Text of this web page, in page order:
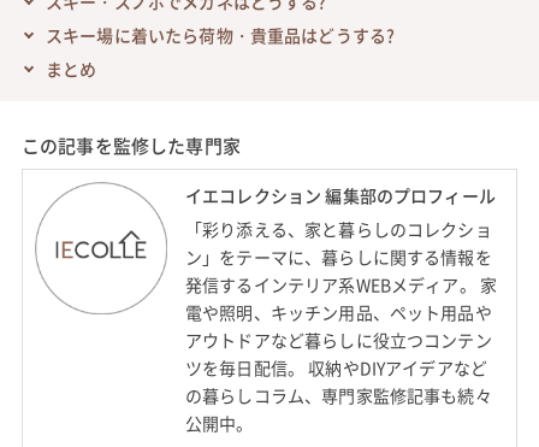
スキー場に着いたら荷物・貴重品はどうする?
まとめ
この記事を監修した専門家
イエコレクション 編集部のプロフィール
「彩り添える、家と暮らしのコレクショ
ン」をテーマに、暮らしに関する情報を
発信するインテリア系WEBメディア。 家
電や照明、キッチン用品、ペット用品や
アウトドアなど暮らしに役立つコンテン
ツを毎日配信。 収納やDIYアイデアなど
の暮らしコラム、専門家監修記事も続々
公開中。